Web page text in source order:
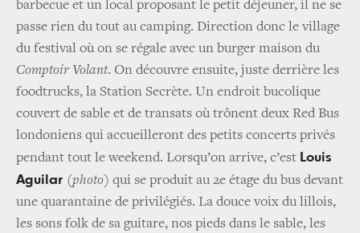
barbecue et un local proposant le petit déjeuner, il ne se
passe rien du tout au camping. Direction donc le village
du festival où on se régale avec un burger maison du
Comptoir Volant. On découvre ensuite, juste derrière les
foodtrucks, la Station Secrète. Un endroit bucolique
couvert de sable et de transats où trônent deux Red Bus
londoniens qui accueilleront des petits concerts privés
pendant tout le weekend. Lorsqu’on arrive, c’est Louis
Aguilar (photo) qui se produit au 2e étage du bus devant
une quarantaine de privilégiés. La douce voix du lillois,
les sons folk de sa guitare, nos pieds dans le sable, les